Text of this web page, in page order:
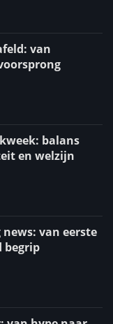
van
balans
en welzijn
news: van eerste
begrip